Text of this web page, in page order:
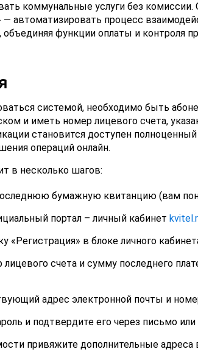
коммунальные услуги без
— автоматизировать процесс
функции оплаты и контроля
системой, необходимо быть
и иметь номер лицевого счета,
становится доступен
операций онлайн.
в несколько шагов:
бумажную квитанцию (вам
портал – личный кабинет
«Регистрация» в блоке личного
счета и сумму последнего
адрес электронной почты и
и подтвердите его через письмо или
привяжите дополнительные адреса